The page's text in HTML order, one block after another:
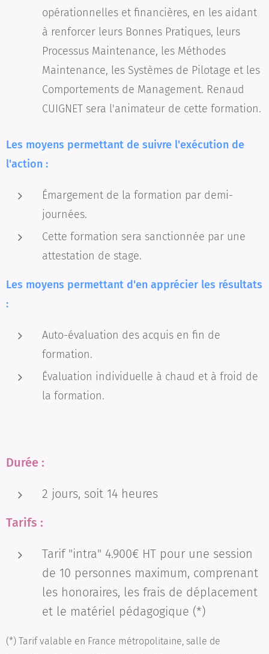
opérationnelles et financières, en les aidant
à renforcer leurs Bonnes Pratiques, leurs
Processus Maintenance, les Méthodes
Maintenance, les Systèmes de Pilotage et les
Comportements de Management. Renaud
CUIGNET sera l'animateur de cette formation.
Les moyens permettant de suivre l'exécution de
l'action :
Émargement de la formation par demi-
journées.
Cette formation sera sanctionnée par une
attestation de stage.
Les moyens permettant d'en apprécier les résultats
:
Auto-évaluation des acquis en fin de
formation.
Évaluation individuelle à chaud et à froid de
la formation.
Durée :
2 jours, soit 14 heures
Tarifs :
Tarif "intra" 4.900€ HT pour une session
de 10 personnes maximum, comprenant
les honoraires, les frais de déplacement
et le matériel pédagogique (*)
(*) Tarif valable en France métropolitaine, salle de